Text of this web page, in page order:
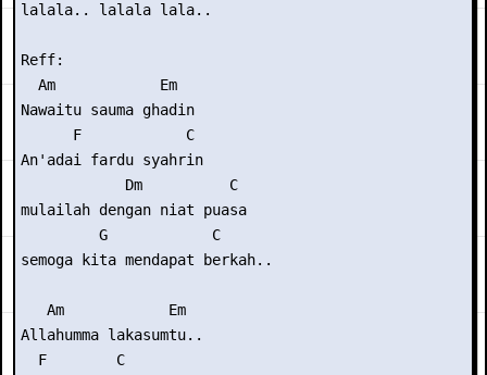
lalala.. lalala lala..
Reff:
  Am            Em
Nawaitu sauma ghadin
      F            C
An'adai fardu syahrin
            Dm          C
mulailah dengan niat puasa
         G            C
semoga kita mendapat berkah..
   Am            Em
Allahumma lakasumtu..
  F        C